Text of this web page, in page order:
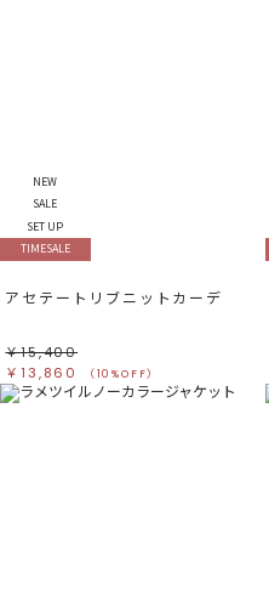
NEW
SALE
SET UP
TIMESALE
アセテートリブニットカーデ
￥15,400
￥13,860
（10%OFF）